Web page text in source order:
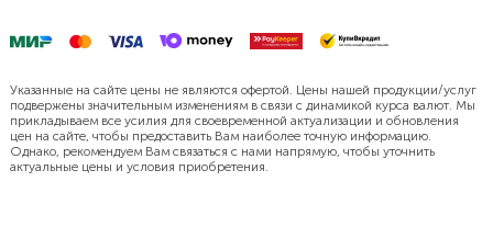
Указанные на сайте цены не являются офертой. Цены нашей продукции/услуг
подвержены значительным изменениям в связи с динамикой курса валют. Мы
прикладываем все усилия для своевременной актуализации и обновления
цен на сайте, чтобы предоставить Вам наиболее точную информацию.
Однако, рекомендуем Вам связаться с нами напрямую, чтобы уточнить
актуальные цены и условия приобретения.